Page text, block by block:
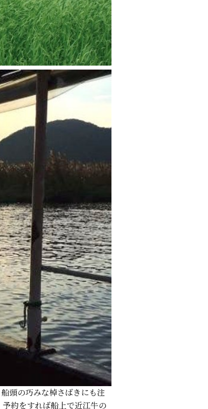
頭の巧みな棹さばきにも注
約をすれば船上で近江牛の